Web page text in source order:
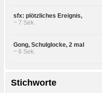
sfx: plötzliches Ereignis,
~ 7 Sek.
Gong, Schulglocke, 2 mal
~ 6 Sek.
Stichworte